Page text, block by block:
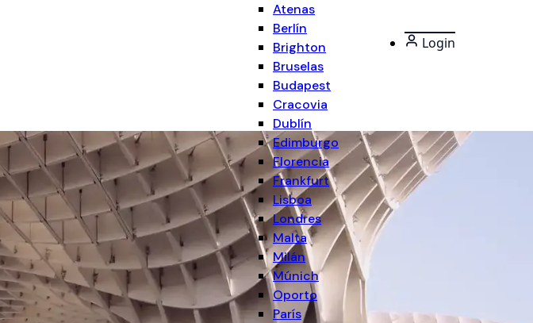
Atenas
Berlín
Brighton
Bruselas
Budapest
Cracovia
Dublín
Edimburgo
Florencia
Frankfurt
Lisboa
Londres
Malta
Milán
Múnich
Oporto
París
Login